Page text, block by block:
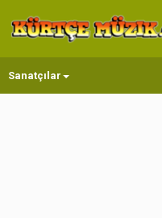
Sanatçılar